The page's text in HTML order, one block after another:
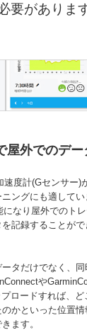
要があります
屋外でのデ
度計(Gセンサー)
ングにも適してい
なり屋外でのト
記録することがで
タだけでなく、
や
ロードすれば、ど
かといった位置情
ます。